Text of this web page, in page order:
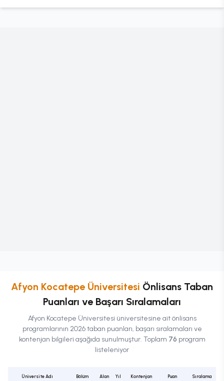
Afyon Kocatepe Üniversitesi Önlisans Taban
Puanları ve Başarı Sıralamaları
Afyon Kocatepe Üniversitesi üniversitesine aitönlisans
programlarının 2026 taban puanları, başarı sıralamaları ve
kontenjan bilgileri aşağıda sunulmuştur. Toplam 76 program
listeleniyor
Üniversite Adı Bölüm Alan Yıl Kontenjan Puan Sıralama